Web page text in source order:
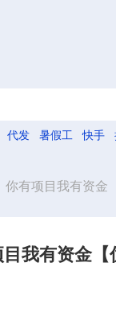
代发 暑假工 快手
你有项目我有资金
我有资金【